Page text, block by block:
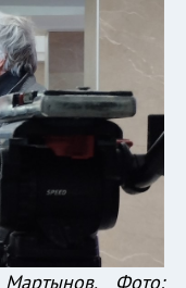
Фото: